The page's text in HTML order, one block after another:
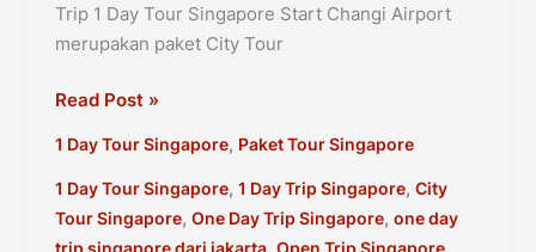
Trip 1 Day Tour Singapore Start Changi Airport
merupakan paket City Tour
1
Tour
Singapore
Start
Read Post »
1 Day Tour Singapore, Paket Tour Singapore
1 Day Tour Singapore, 1 Day Trip Singapore, City
Tour Singapore, One Day Trip Singapore, one day